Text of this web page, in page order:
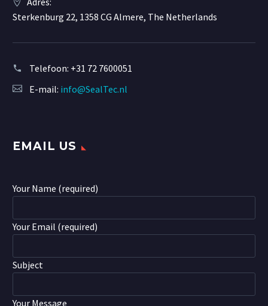
Sterkenburg 22, 1358 CG Almere, The Netherlands
Telefoon: +31 72 7600051
E-mail: info@SealTec.nl
EMAIL US
Your Name (required)
Your Email (required)
Subject
Your Message